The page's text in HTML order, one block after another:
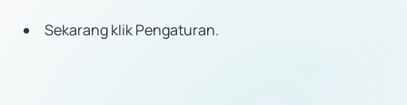
Sekarang klik Pengaturan.